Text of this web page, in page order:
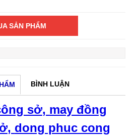
SẢN PHẨM
BÌNH LUẬN
sở, may đồng
, dong phuc cong